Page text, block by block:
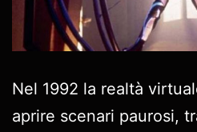
Nel 1992 la realtà
aprire scenari paurosi,